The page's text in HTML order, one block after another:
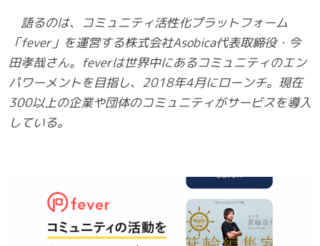
語るのは、コミュニティ活性化プラットフォーム
「fever」を運営する株式会社Asobica代表取締役・今
田孝哉さん。feverは世界中にあるコミュニティのエン
パワーメントを目指し、2018年4月にローンチ。現在
300以上の企業や団体のコミュニティがサービスを導入
している。